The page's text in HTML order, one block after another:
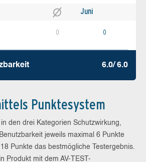
Juni
0 0
6.0/ 6.0
Punktesystem
den drei Kategorien Schutzwirkung,
jeweils maximal 6 Punkte
Punkte das bestmögliche Testergebnis.
Produkt mit dem AV-TEST-